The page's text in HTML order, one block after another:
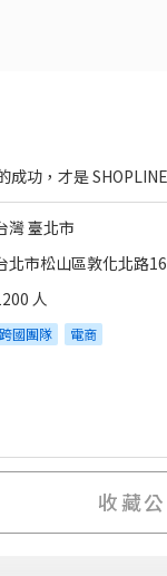
成功，才是
灣 臺北市
北市松山區敦化北路
人
跨國團隊 電商
收藏